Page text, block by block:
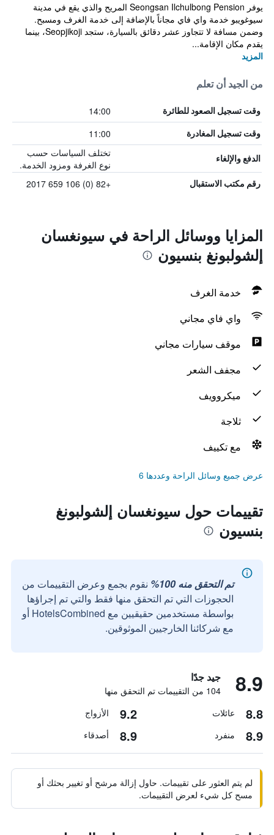
يوفر Seongsan Ilchulbong Pension المريح والذي يقع في مدينة
سيوغويبو خدمة واي فاي مجاناً بالإضافة إلى خدمة الغرف ومسبح.
وضمن مسافة لا تتجاوز عشر دقائق بالسيارة، ستجد Seopjikoji، بينما
يقدم مكان الإقامة...
المزيد
من الجيد أن تعلم
وقت تسجيل الصعود للطائرة 14:00
وقت تسجيل المغادرة 11:00
الدفع والإلغاء
تختلف السياسات حسب
نوع الغرفة ومزود الخدمة.
رقم مكتب الاستقبال +82 (0) 106 659 2017
المزايا ووسائل الراحة في سيونغسان
إلشولبونغ بنسيون
خدمة الغرف
واي فاي مجاني
موقف سيارات مجاني
مجفف الشعر
ميكروويف
ثلاجة
مع تكييف
عرض جميع وسائل الراحة وعددها 6
تقييمات حول سيونغسان إلشولبونغ
بنسيون
تم التحقق منه 100%
نقوم بجمع وعرض التقييمات من
الحجوزات التي تم التحقق منها فقط والتي تم إجراؤها
بواسطة مستخدمين حقيقيين مع HotelsCombined أو
مع شركائنا الخارجيين الموثوقين.
8.9 جيد جدًا
104 من التقييمات تم التحقق منها
8.8 عائلات 9.2 الأزواج
8.9 منفرد 8.9 أصدقاء
لم يتم العثور على تقييمات. حاول إزالة مرشح أو تغيير بحثك أو
مسح كل شيء لعرض التقييمات.